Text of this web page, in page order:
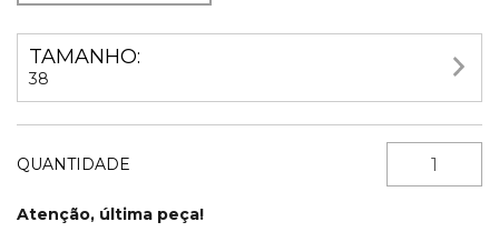
TAMANHO:
38
QUANTIDADE
Atenção, última peça!